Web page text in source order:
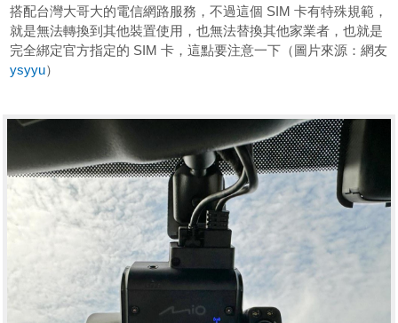
搭配台灣大哥大的電信網路服務，不過這個 SIM 卡有特殊規範，
就是無法轉換到其他裝置使用，也無法替換其他家業者，也就是
完全綁定官方指定的 SIM 卡，這點要注意一下（圖片來源：網友
ysyyu）